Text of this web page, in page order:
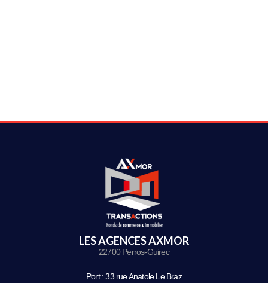
LES AGENCES AXMOR
22700 Perros-Guirec
Port : 33 rue Anatole Le Braz